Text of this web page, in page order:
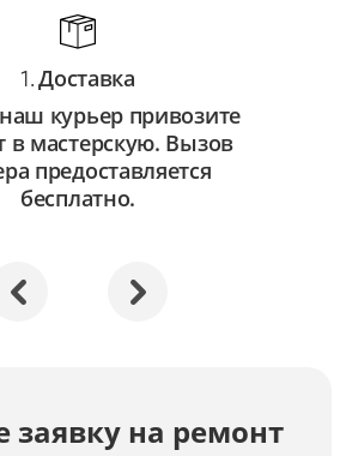
1.Доставка
курьер привозите
в мастерскую. Вызов
предоставляется
бесплатно.
заявку на ремонт